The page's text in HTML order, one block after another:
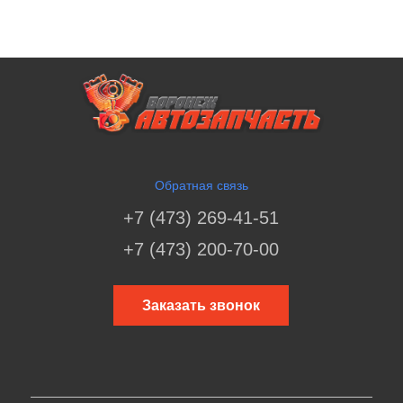
Обратная связь
+7 (473) 269-41-51
+7 (473) 200-70-00
Заказать звонок